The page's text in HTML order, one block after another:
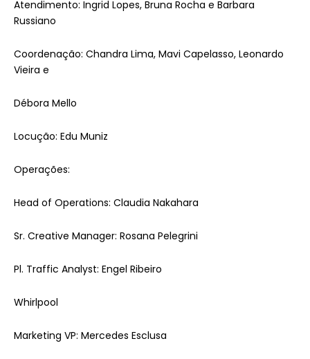
Atendimento: Ingrid Lopes, Bruna Rocha e Barbara
Russiano
Coordenação: Chandra Lima, Mavi Capelasso, Leonardo
Vieira e
Débora Mello
Locução: Edu Muniz
Operações:
Head of Operations: Claudia Nakahara
Sr. Creative Manager: Rosana Pelegrini
Pl. Traffic Analyst: Engel Ribeiro
Whirlpool
Marketing VP: Mercedes Esclusa